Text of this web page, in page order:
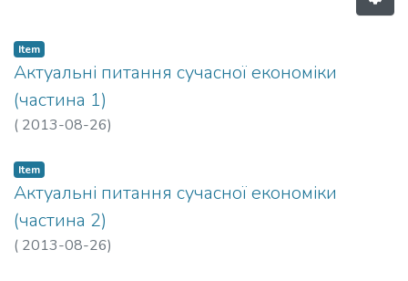
Item
Актуальні питання сучасної економіки
(частина 1)
( 2013-08-26)
Item
Актуальні питання сучасної економіки
(частина 2)
( 2013-08-26)